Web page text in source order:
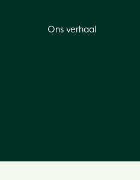
Ons verhaal